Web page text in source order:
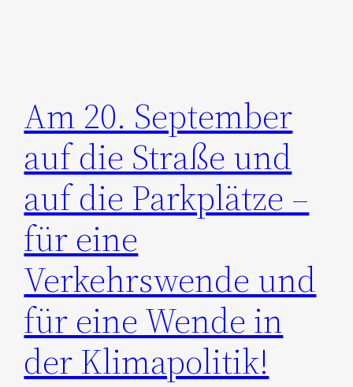
Am 20. September
auf die Straße und
auf die Parkplätze –
für eine
Verkehrswende und
für eine Wende in
der Klimapolitik!